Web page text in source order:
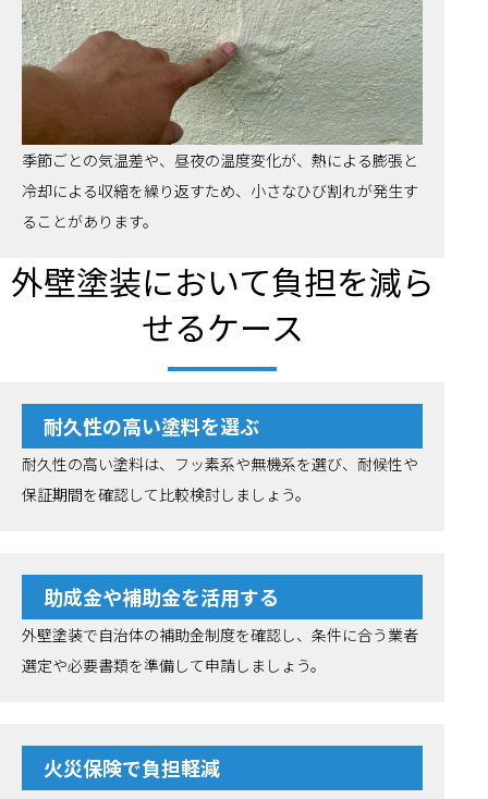
季節ごとの気温差や、昼夜の温度変化が、熱による膨張と
冷却による収縮を繰り返すため、小さなひび割れが発生す
ることがあります。
外壁塗装において負担を減ら
せるケース
耐久性の高い塗料を選ぶ
耐久性の高い塗料は、フッ素系や無機系を選び、耐候性や
保証期間を確認して比較検討しましょう。
助成金や補助金を活用する
外壁塗装で自治体の補助金制度を確認し、条件に合う業者
選定や必要書類を準備して申請しましょう。
火災保険で負担軽減